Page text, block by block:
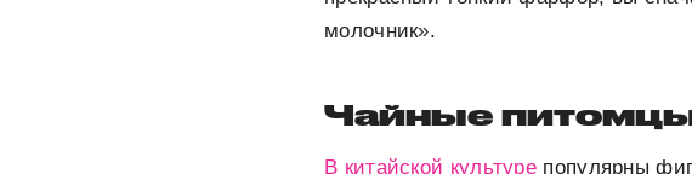
молочник».
Чайные
В китайской культуре популярны